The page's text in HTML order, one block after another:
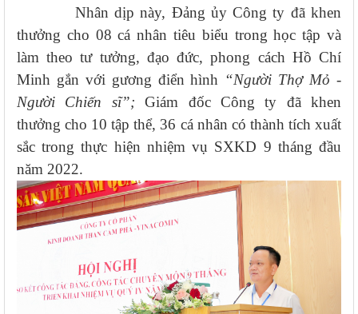
Nhân dịp này, Đảng ủy Công ty đã khen
thưởng cho 08 cá nhân tiêu biểu trong học tập và
làm theo tư tưởng, đạo đức, phong cách Hồ Chí
Minh gắn với gương điển hình “Người Thợ Mỏ -
Người Chiến sĩ”; Giám đốc Công ty đã khen
thưởng cho 10 tập thể, 36 cá nhân có thành tích xuất
sắc trong thực hiện nhiệm vụ SXKD 9 tháng đầu
năm 2022.